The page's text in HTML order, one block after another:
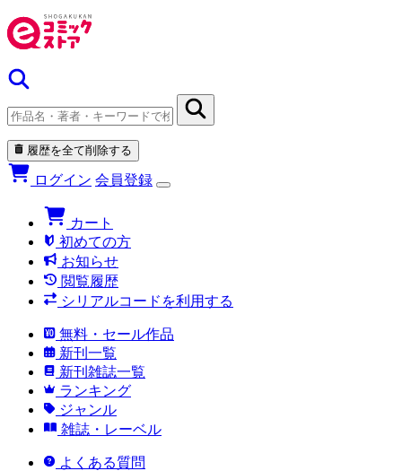
履歴を全て削除する
ログイン 会員登録
カート
初めての方
お知らせ
閲覧履歴
シリアルコードを利用する
無料・セール作品
新刊一覧
新刊雑誌一覧
ランキング
ジャンル
雑誌・レーベル
よくある質問